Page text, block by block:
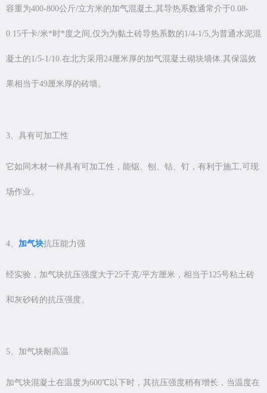
容重为400-800公斤/立方米的加气混凝土,其导热系数通常介于0.08-
0.15千卡/米*时*度之间,仅为为黏土砖导热系数的1/4-1/5,为普通水泥混
凝土的1/5-1/10.在北方采用24厘米厚的加气混凝土砌块墙体.其保温效
果相当于49厘米厚的砖墙。
3、具有可加工性
它如同木材一样具有可加工性，能锯、刨、钻、钉，有利于施工,可现
场作业。
4、 加气块抗压能力强
经实验，加气块抗压强度大于25千克/平方厘米，相当于125号粘土砖
和灰砂砖的抗压强度。
5、加气块耐高温
加气块混凝土在温度为600℃以下时，其抗压强度稍有增长，当温度在